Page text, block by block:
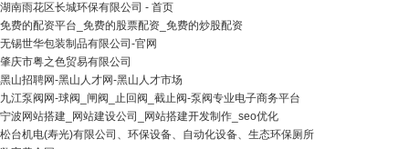
湖南雨花区长城环保有限公司 - 首页
免费的配资平台_免费的股票配资_免费的炒股配资
无锡世华包装制品有限公司-官网
肇庆市粤之色贸易有限公司
黑山招聘网-黑山人才网-黑山人才市场
九江泵阀网-球阀_闸阀_止回阀_截止阀-泵阀专业电子商务平台
宁波网站搭建_网站建设公司_网站搭建开发制作_seo优化
松台机电(寿光)有限公司、环保设备、自动化设备、生态环保厕所